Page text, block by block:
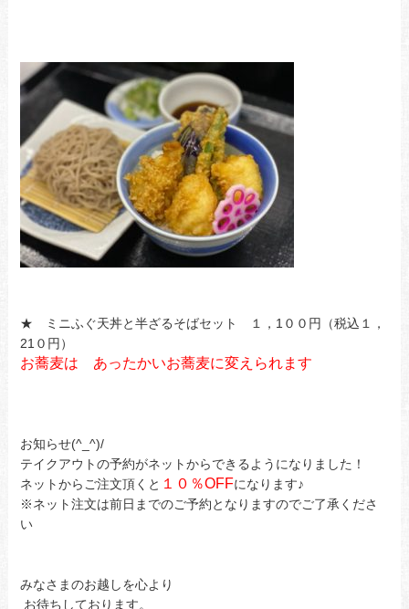
★ ミニふぐ天丼と半ざるそばセット １，1００円（税込１，
21０円）
お蕎麦は あったかいお蕎麦に変えられます
お知らせ(^_^)/
テイクアウトの予約がネットからできるようになりました！
ネットからご注文頂くと １０％OFFになります♪
※ネット注文は前日までのご予約となりますのでご了承くださ
い
みなさまのお越しを心より
お待ちしております。